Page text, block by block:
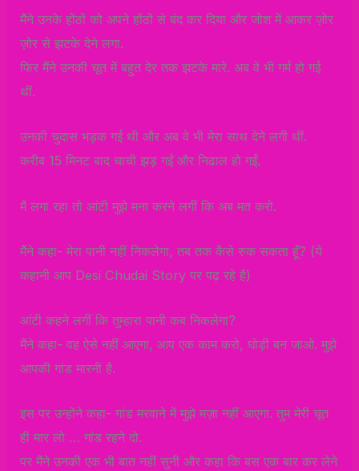
मैंने उनके होंठों को अपने होंठों से बंद कर दिया और जोश में आकर ज़ोर
ज़ोर से झटके देने लगा.
फिर मैंने उनकी चूत में बहुत देर तक झटके मारे. अब वे भी गर्म हो गई
थीं.
उनकी चुदास भड़क गई थी और अब वे भी मेरा साथ देने लगी थीं.
करीब 15 मिनट बाद चाची झड़ गईं और निढाल हो गईं.
मैं लगा रहा तो आंटी मुझे मना करने लगीं कि अब मत करो.
मैंने कहा- मेरा पानी नहीं निकलेगा, तब तक कैसे रुक सकता हूँ? (ये
कहानी आप Desi Chudai Story पर पढ़ रहे है)
आंटी कहने लगीं कि तुम्हारा पानी कब निकलेगा?
मैंने कहा- वह ऐसे नहीं आएगा, आप एक काम करो, घोड़ी बन जाओ. मुझे
आपकी गांड मारनी है.
इस पर उन्होंने कहा- गांड मरवाने में मुझे मज़ा नहीं आएगा. तुम मेरी चूत
ही मार लो … गांड रहने दो.
पर मैंने उनकी एक भी बात नहीं सुनी और कहा कि बस एक बार कर लेने